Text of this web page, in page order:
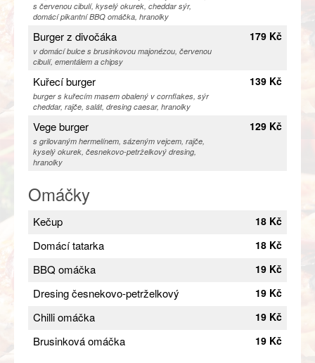
s červenou cibulí, kyselý okurek, cheddar sýr,
domácí pikantní BBQ omáčka, hranolky
Burger z divočáka
v domácí bulce s brusinkovou majonézou, červenou
cibulí, ementálem a chipsy
179 Kč
Kuřecí burger
burger s kuřecím masem obalený v cornflakes, sýr
cheddar, rajče, salát, dresing caesar, hranolky
139 Kč
Vege burger
s grilovaným hermelínem, sázeným vejcem, rajče,
kyselý okurek, česnekovo-petrželkový dresing,
hranolky
129 Kč
Omáčky
Kečup 18 Kč
Domácí tatarka 18 Kč
BBQ omáčka 19 Kč
Dresing česnekovo-petrželkový 19 Kč
Chilli omáčka 19 Kč
Brusinková omáčka 19 Kč